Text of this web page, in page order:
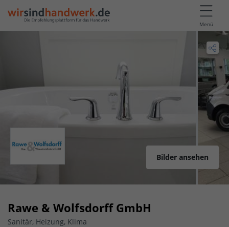
Menü
Bilder ansehen
Rawe & Wolfsdorff GmbH
Sanitär, Heizung, Klima